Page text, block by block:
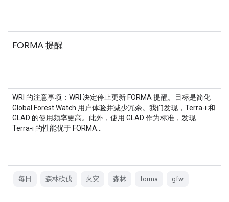
FORMA 提醒
WRI 的注意事项：WRI 决定停止更新 FORMA 提醒。目标是简化
Global Forest Watch 用户体验并减少冗余。我们发现，Terra-i 和
GLAD 的使用频率更高。此外，使用 GLAD 作为标准，发现
Terra-i 的性能优于 FORMA…
每日 森林砍伐 火灾 森林 forma gfw